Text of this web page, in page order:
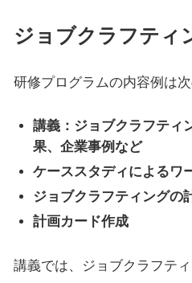
ジョブクラフティ
研修プログラムの内容例は次
講義：ジョブクラフテ
果、企業事例など
ケーススタディによるワ
ジョブクラフティングの
計画カード作成
講義では、ジョブクラフテ